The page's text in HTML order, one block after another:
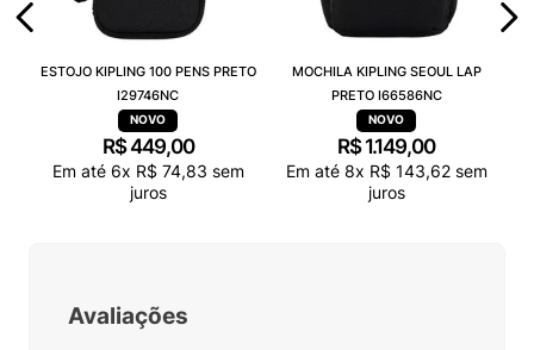
ESTOJO KIPLING 100 PENS PRETO
I29746NC
R$449,00
Em até 6x R$ 74,83 sem
juros
MOCHILA KIPLING SEOUL LAP
PRETO I66586NC
R$ 1.149,00
Em até 8x R$ 143,62sem
juros
Avaliações